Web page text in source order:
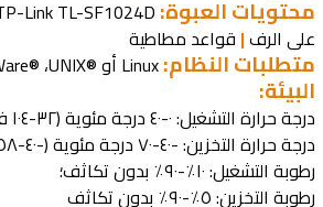
محتويات العبوة:
Link TL-SF1024D -
على الرف| قواعد مطاطية
متطلبات النظام: ،UNIX®أو Linux.
البيئة:
درجة حرارة التشغيل: ٠-٤٠ درجة مئوية (٣٢-١٠٤ فهرنهايت)؛
درجة حرارة التخزين: -٤٠-٧٠ درجة مئوية (-٤٠-١٥٨ فهرنهايت)؛
رطوبة التشغيل: ١٠٪-٩٠٪ بدون تكاثف؛
رطوبة التخزين: ٥٪-٩٠٪ بدون تكاثف